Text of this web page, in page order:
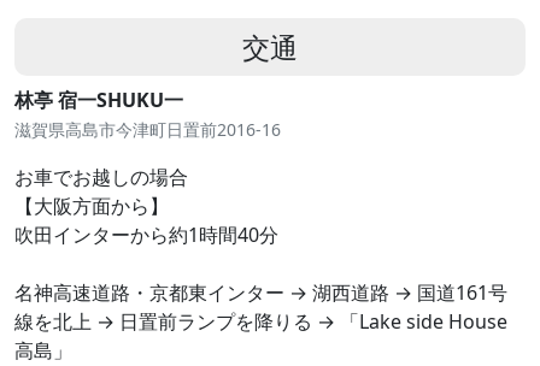
交通
林亭 宿一SHUKU一
滋賀県高島市今津町日置前2016-16
お車でお越しの場合
【大阪方面から】
吹田インターから約1時間40分
名神高速道路・京都東インター → 湖西道路 → 国道161号
線を北上 → 日置前ランプを降りる → 「Lake side House
高島」